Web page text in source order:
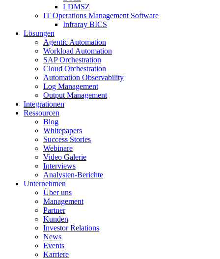
LDMSZ
IT Operations Management Software
Infraray BICS
Lösungen
Agentic Automation
Workload Automation
SAP Orchestration
Cloud Orchestration
Automation Observability
Log Management
Output Management
Integrationen
Ressourcen
Blog
Whitepapers
Success Stories
Webinare
Video Galerie
Interviews
Analysten-Berichte
Unternehmen
Über uns
Management
Partner
Kunden
Investor Relations
News
Events
Karriere